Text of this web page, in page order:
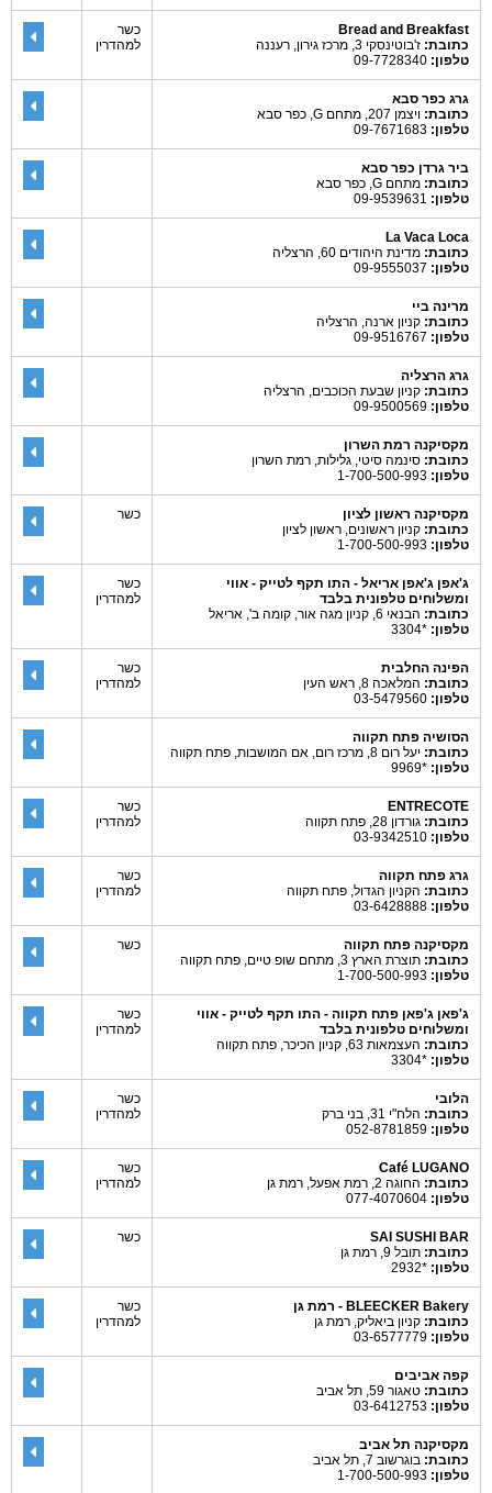
Bread and Breakfast
כתובת: ז'בוטינסקי 3, מרכז גירון, רעננה
טלפון:
כשר
למהדרין
גרג כפר סבא
כתובת: ויצמן 207, מתחם G, כפר סבא
טלפון:
ביר גרדן כפר סבא
כתובת: מתחם G, כפר סבא
טלפון:
La Vaca Loca
כתובת: מדינת היהודים 60, הרצליה
טלפון:
מרינה ביי
כתובת: קניון ארנה, הרצליה
טלפון:
גרג הרצליה
כתובת: קניון שבעת הכוכבים, הרצליה
טלפון:
מקסיקנה רמת השרון
כתובת: סינמה סיטי, גלילות, רמת השרון
טלפון:
מקסיקנה ראשון לציון
כתובת: קניון ראשונים, ראשון לציון
טלפון:
כשר
ג'אפן ג'אפן אריאל - התו תקף לטייק - אווי
ומשלוחים טלפונית בלבד
כתובת: הבנאי 6, קניון מגה אור, קומה ב', אריאל
טלפון: *3304
כשר
למהדרין
הפינה החלבית
כתובת: המלאכה 8, ראש העין
טלפון:
כשר
למהדרין
הסושיה פתח תקווה
כתובת: יעל רום 8, מרכז רום, אם המושבות, פתח תקווה
טלפון: *9969
ENTRECOTE
כתובת: גורדון 28, פתח תקווה
טלפון:
כשר
למהדרין
גרג פתח תקווה
כתובת: הקניון הגדול, פתח תקווה
טלפון:
כשר
למהדרין
מקסיקנה פתח תקווה
כתובת: תוצרת הארץ 3, מתחם שופ טיים, פתח תקווה
טלפון:
כשר
ג'פאן ג'פאן פתח תקווה - התו תקף לטייק - אווי
ומשלוחים טלפונית בלבד
כתובת: העצמאות 63, קניון הכיכר, פתח תקווה
טלפון: *3304
כשר
למהדרין
הלובי
כתובת: הלח"י 31, בני ברק
טלפון:
כשר
למהדרין
Café LUGANO
כתובת: החוגה 2, רמת אפעל, רמת גן
טלפון:
כשר
למהדרין
SAI SUSHI BAR
כתובת: תובל 9, רמת גן
טלפון: *2932
כשר
BLEECKER Bakery - רמת גן
כתובת: קניון ביאליק, רמת גן
טלפון:
כשר
למהדרין
קפה אביבים
כתובת: טאגור 59, תל אביב
טלפון:
מקסיקנה תל אביב
כתובת: בוגרשוב 7, תל אביב
טלפון: